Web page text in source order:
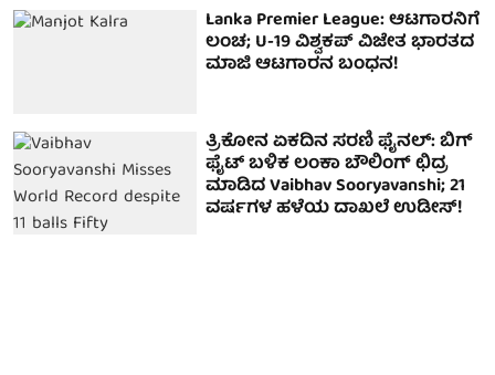
Lanka Premier League: ಆಟಗಾರನಿಗೆ
ಲಂಚ; U-19 ವಿಶ್ವಕಪ್ ವಿಜೇತ ಭಾರತದ
ಮಾಜಿ ಆಟಗಾರನ ಬಂಧನ!
ತ್ರಿಕೋನ ಏಕದಿನ ಸರಣಿ ಫೈನಲ್: ಬಿಗ್
ಫೈಟ್ ಬಳಿಕ ಲಂಕಾ ಬೌಲಿಂಗ್ ಛಿದ್ರ
ಮಾಡಿದ Vaibhav Sooryavanshi; 21
ವರ್ಷಗಳ ಹಳೆಯ ದಾಖಲೆ ಉಡೀಸ್!